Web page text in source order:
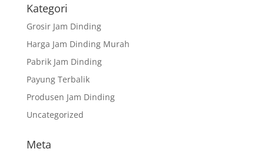
Kategori
Grosir Jam Dinding
Harga Jam Dinding Murah
Pabrik Jam Dinding
Payung Terbalik
Produsen Jam Dinding
Uncategorized
Meta